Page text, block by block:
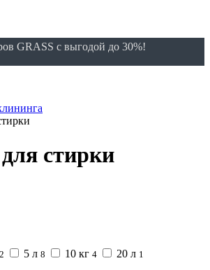
GRASS с выгодой до 30%!
стирки
2 5 л 8 10 кг 4 20 л 1